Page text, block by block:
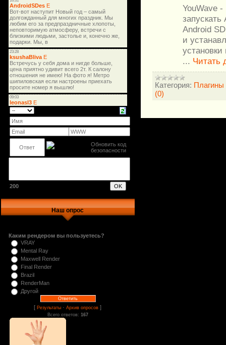
200
Наш опрос
Каким рендером вы пользуетесь?
VRAY
Mental Ray
Maxwell Render
Final Render
Brazil
RenderMan
Другой
[Результаты ·Архив опросов ]
Всего ответов: 167
YouWave
Android
и
... Читать
Категория: Плагины
(0)